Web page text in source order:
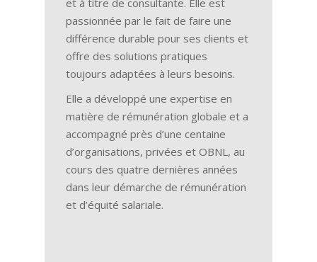
passionnée par le fait de faire une
différence durable pour ses clients et
offre des solutions pratiques
toujours adaptées à leurs besoins.
Elle a développé une expertise en
matière de rémunération globale et a
accompagné près d’une centaine
d’organisations, privées et OBNL, au
cours des quatre dernières années
dans leur démarche de rémunération
et d’équité salariale.